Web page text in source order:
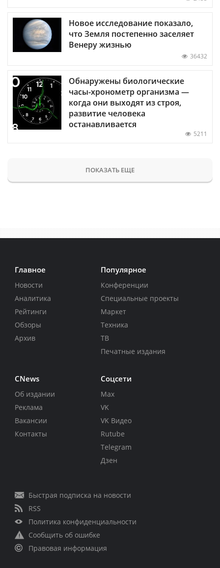
Новое исследование показало,
что Земля постепенно заселяет
Венеру жизнью
36432
Обнаружены биологические
часы-хронометр организма —
когда они выходят из строя,
развитие человека
останавливается
5211
ПОКАЗАТЬ ЕЩЕ
Главное
Новости
Аналитика
Рейтинги
Обзоры
Архив
Популярное
Конференции
Специальные проекты
Маркет
Техника
ТВ
Печатные издания
CNews
Об издании
Реклама
Вакансии
Контакты
Соцсети
Max
VK
VK Видео
Rutube
Telegram
Дзен
Быстрая подписка на новости
RSS
Политика конфиденциальности
Сообщить об ошибке
Правовая информация